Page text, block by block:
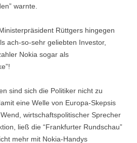
warnte.
Rüttgers hingegen
ach-so-sehr geliebten Investor,
Nokia sogar als
sind sich die Politiker nicht zu
eine Welle von Europa-Skepsis
wirtschaftspolitischer Sprecher
ließ die “Frankfurter Rundschau”
mehr mit Nokia-Handys